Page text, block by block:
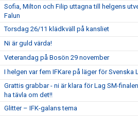
Sofia, Milton och Filip uttagna till helgens
Falun
Torsdag 26/11 klädkväll på kansliet
Ni är guld värda!
Veterandag på Bosön 29 november
I helgen var fem IFKare på läger för Svenska
Grattis grabbar - ni är klara för Lag SM-
ha tävla om det!!
Glitter – IFK-galans tema